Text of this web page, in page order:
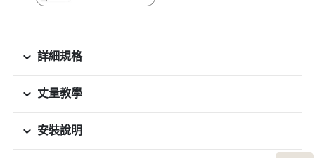
詳細規格
丈量教學
安裝說明